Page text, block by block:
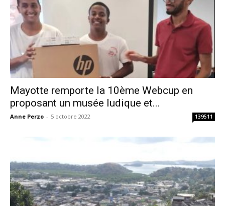
Mayotte remporte la 10ème Webcup en
proposant un musée ludique et...
Anne Perzo - 5 octobre 2022 139511